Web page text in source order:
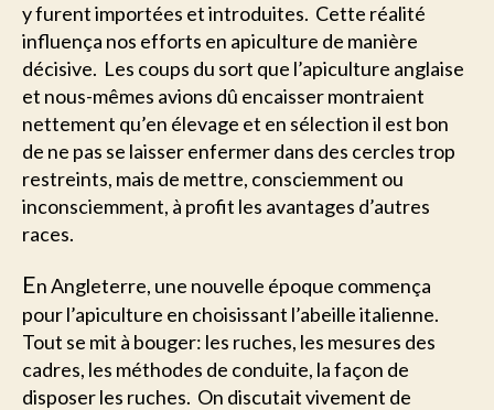
y furent importées et introduites. Cette réalité
influença nos efforts en apiculture de manière
décisive. Les coups du sort que l’apiculture anglaise
et nous-mêmes avions dû encaisser montraient
nettement qu’en élevage et en sélection il est bon
de ne pas se laisser enfermer dans des cercles trop
restreints, mais de mettre, consciemment ou
inconsciemment, à profit les avantages d’autres
races.
En Angleterre, une nouvelle époque commença
pour l’apiculture en choisissant l’abeille italienne.
Tout se mit à bouger: les ruches, les mesures des
cadres, les méthodes de conduite, la façon de
disposer les ruches. On discutait vivement de